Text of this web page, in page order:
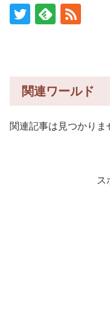
関連ワールド
関連記事は見つかりま
ス